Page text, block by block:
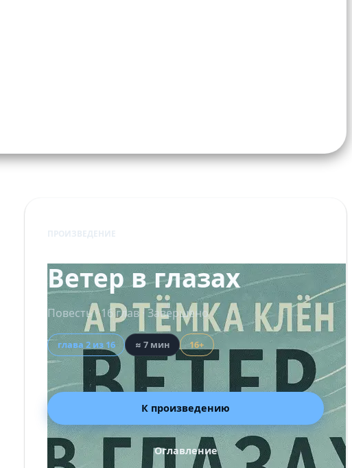
Ветер в глазах
Повесть · 16 глав · Завершено
глава 2 из 16 ≈ 7 мин 16+
К произведению
Оглавление